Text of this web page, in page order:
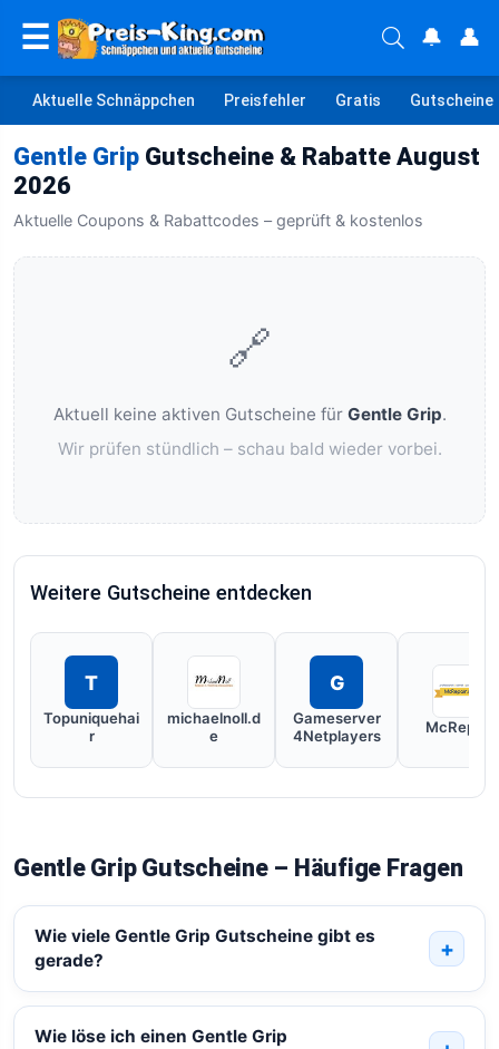
☰ 🔔 👤
Aktuelle Schnäppchen Preisfehler Gratis Gutscheine
Gentle Grip Gutscheine & Rabatte August
2026
Aktuelle Coupons & Rabattcodes – geprüft & kostenlos
🔗
Aktuell keine aktiven Gutscheine für Gentle Grip.
Wir prüfen stündlich – schau bald wieder vorbei.
Weitere Gutscheine entdecken
T
Topuniquehai
r
michaelnoll.d
e
G
Gameserver
4Netplayers
McRepair
Gentle Grip Gutscheine – Häufige Fragen
Wie viele Gentle Grip Gutscheine gibt es
gerade?
Wie löse ich einen Gentle Grip